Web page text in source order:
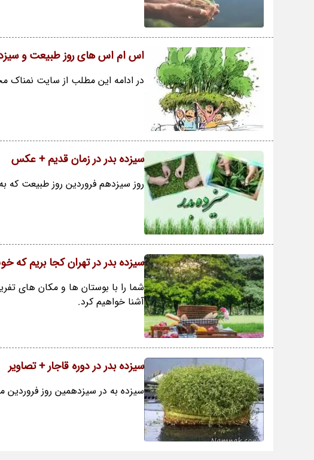
اس ام اس های روز طبیعت و سیزده
در ادامه این مطلب از سایت نمناک
سیزده بدر در زمان قدیم + عکس
روز سیزدهم فروردین روز طبیعت
سیزده بدر در تهران کجا بریم که
شما را با بوستان ها و مکان های
آشنا خواهیم کرد.
سیزده بدر در دوره قاجار + تصاویر
سیزده به در سیزدهمین روز